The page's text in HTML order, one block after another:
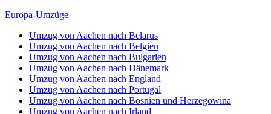
Europa-Umzüge
Umzug von Aachen nach Belarus
Umzug von Aachen nach Belgien
Umzug von Aachen nach Bulgarien
Umzug von Aachen nach Dänemark
Umzug von Aachen nach England
Umzug von Aachen nach Portugal
Umzug von Aachen nach Bosnien und Herzegowina
Umzug von Aachen nach Irland